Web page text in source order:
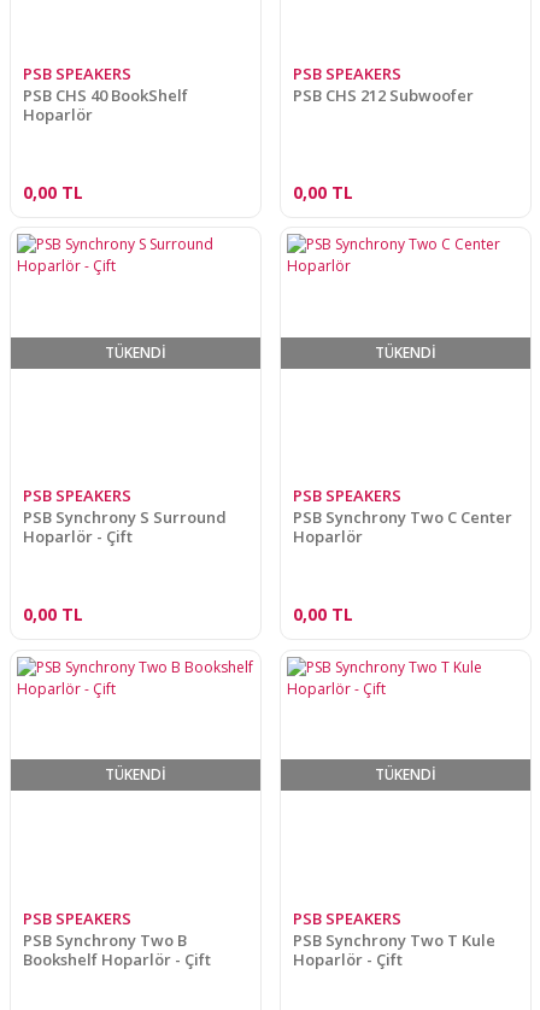
PSB SPEAKERS
PSB CHS 40 BookShelf
Hoparlör
0,00 TL
PSB SPEAKERS
PSB CHS 212 Subwoofer
0,00 TL
TÜKENDİ
PSB SPEAKERS
PSB Synchrony S Surround
Hoparlör - Çift
0,00 TL
TÜKENDİ
PSB SPEAKERS
PSB Synchrony Two C Center
Hoparlör
0,00 TL
TÜKENDİ
PSB SPEAKERS
PSB Synchrony Two B
Bookshelf Hoparlör - Çift
TÜKENDİ
PSB SPEAKERS
PSB Synchrony Two T Kule
Hoparlör - Çift